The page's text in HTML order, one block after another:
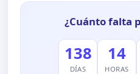
¿Cuánto falta
138
DÍAS
14
HORAS